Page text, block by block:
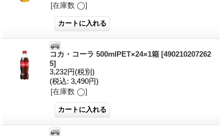
[在庫数 ◯]
コカ・コーラ 500mlPET×24×1箱 [490210207262
5]
3,232円(税別)
(税込: 3,490円)
[在庫数 ◯]